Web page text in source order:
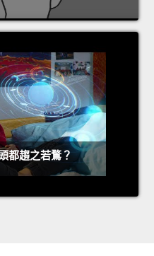
都趨之若鶩？